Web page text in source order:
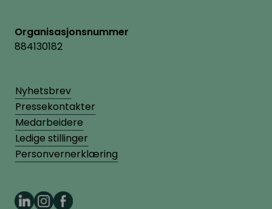
Organisasjonsnummer
884130182
Nyhetsbrev
Pressekontakter
Medarbeidere
Ledige stillinger
Personvernerklæring